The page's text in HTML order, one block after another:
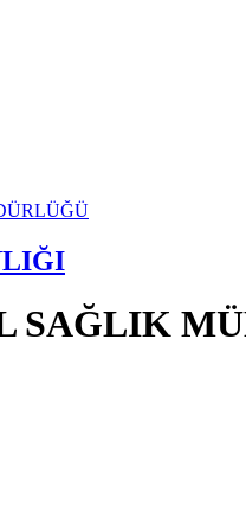
SAĞLIK